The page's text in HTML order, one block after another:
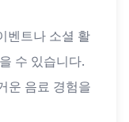
벤트나 소셜 활
수 있습니다.
운 음료 경험을